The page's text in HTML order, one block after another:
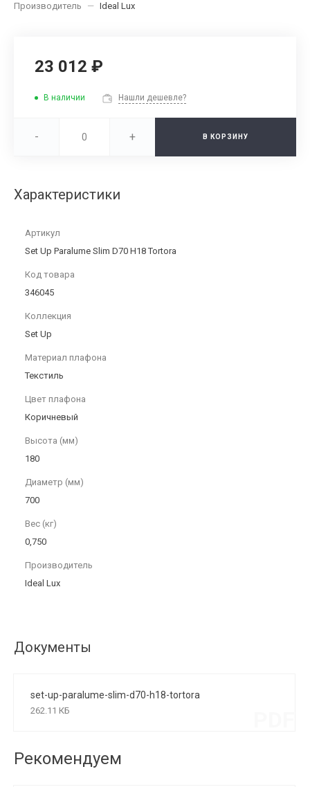
Производитель
— Ideal Lux
23 012 ₽
В наличии Нашли дешевле?
- + В КОРЗИНУ
Характеристики
Артикул
Set Up Paralume Slim D70 H18 Tortora
Код товара
346045
Коллекция
Set Up
Материал плафона
Текстиль
Цвет плафона
Коричневый
Высота (мм)
180
Диаметр (мм)
700
Вес (кг)
0,750
Производитель
Ideal Lux
Документы
set-up-paralume-slim-d70-h18-tortora
262.11 КБ
Рекомендуем